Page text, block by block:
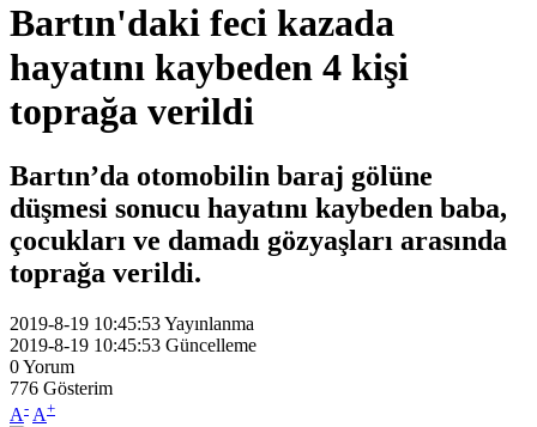
Bartın'daki feci kazada
hayatını kaybeden 4 kişi
toprağa verildi
Bartın’da otomobilin baraj gölüne
düşmesi sonucu hayatını kaybeden baba,
çocukları ve damadı gözyaşları arasında
toprağa verildi.
2019-8-19 10:45:53Yayınlanma
2019-8-19 10:45:53 Güncelleme
0Yorum
776 Gösterim
A- A+